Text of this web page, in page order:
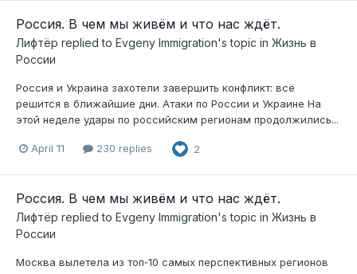
Россия. В чем мы живём и что нас ждёт.
Лифтёр replied to Evgeny Immigration's topic in Жизнь в
России
Россия и Украина захотели завершить конфликт: всё
решится в ближайшие дни. Атаки по России и Украине На
этой неделе удары по российским регионам продолжились...
April 11 230 replies 2
Россия. В чем мы живём и что нас ждёт.
Лифтёр replied to Evgeny Immigration's topic in Жизнь в
России
Москва вылетела из топ‑10 самых перспективных регионов